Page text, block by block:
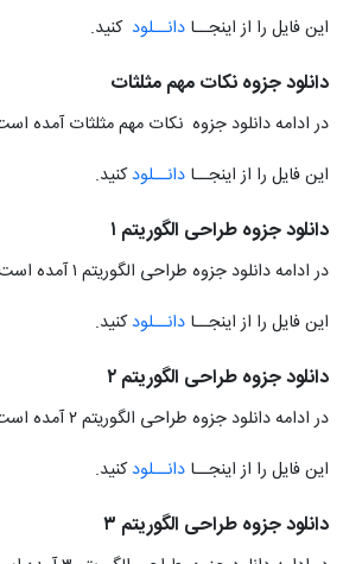
این فایل را از اینجــا دانــلودکنید.
دانلود جزوه نکات مهم مثلثات
در ادامه دانلود جزوه نکات مهم مثلثات آمده
این فایل را از اینجــا دانــلودکنید.
دانلود جزوه طراحی الگوریتم ۱
در ادامه دانلود جزوه طراحی الگوریتم ۱ آمده است.
این فایل را از اینجــا دانــلودکنید.
دانلود جزوه طراحی الگوریتم ۲
در ادامه دانلود جزوه طراحی الگوریتم ۲ آمده است.
این فایل را از اینجــا دانــلودکنید.
دانلود جزوه طراحی الگوریتم ۳